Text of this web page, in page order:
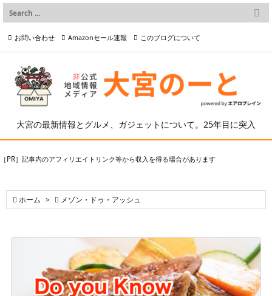
大宮の最新情報とグルメ、ガジェットについて。25年目に突入

メニュー

検索
お問い合わせ Amazonセール速報 このブログについて
プライバシーポリシー等
［PR］記事内のアフィリエイトリンク等から収入を得る場合があります
 ホーム >  メゾン・ドゥ・アッシュ